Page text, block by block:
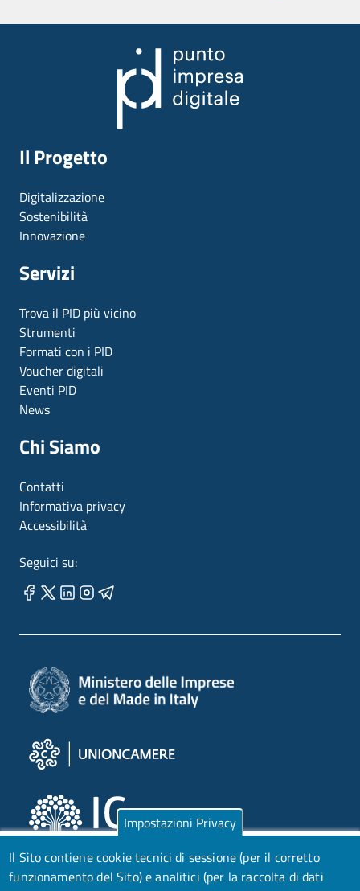
Il Progetto
Digitalizzazione
Sostenibilità
Innovazione
Servizi
Trova il PID più vicino
Strumenti
Formati con i PID
Voucher digitali
Eventi PID
News
Chi Siamo
Contatti
Informativa privacy
Accessibilità
Seguici su:
Impostazioni Privacy
Il Sito contiene cookie tecnici di sessione (per il corretto
funzionamento del Sito) e analitici (per la raccolta di dati